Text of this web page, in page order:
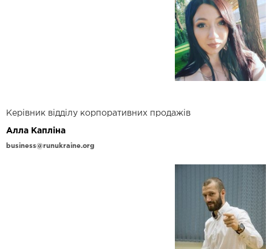
Керівник відділу корпоративних продажів
Алла Капліна
business@runukraine.org